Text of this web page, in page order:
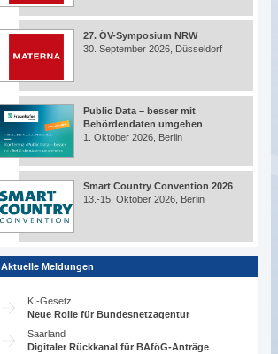
27. ÖV-Symposium NRW
30. September 2026, Düsseldorf
Public Data – besser mit
Behördendaten umgehen
1. Oktober 2026, Berlin
Smart Country Convention 2026
13.-15. Oktober 2026, Berlin
Aktuelle Meldungen
KI-Gesetz
Neue Rolle für Bundesnetzagentur
Saarland
Digitaler Rückkanal für BAföG-Anträge